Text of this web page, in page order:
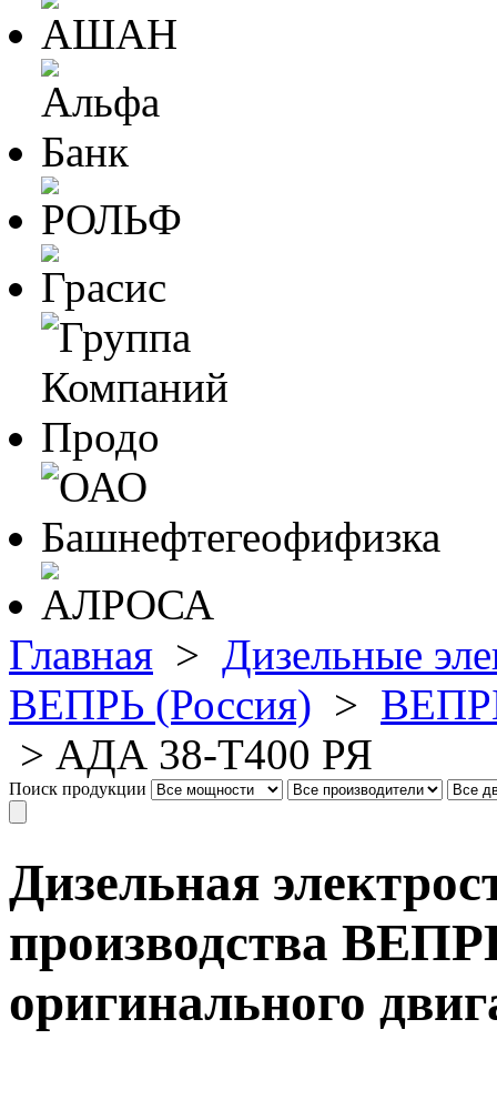
Главная > Дизельные
ВЕПРЬ (Россия) >
> АДА 38-Т400 РЯ
Поиск продукции
Дизельная
производства
оригинального